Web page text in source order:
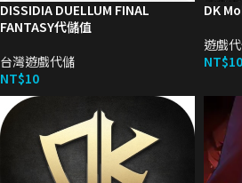
DISSIDIA DUELLUM FINAL
FANTASY代儲值
台灣遊戲代儲
NT$10
DK
遊戲
NT$10